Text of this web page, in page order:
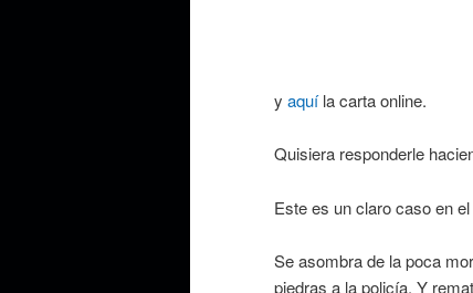
y aquíla carta online.
Quisiera responderle
Este es un claro caso en
Se asombra de la poca
piedras a la policía. Y